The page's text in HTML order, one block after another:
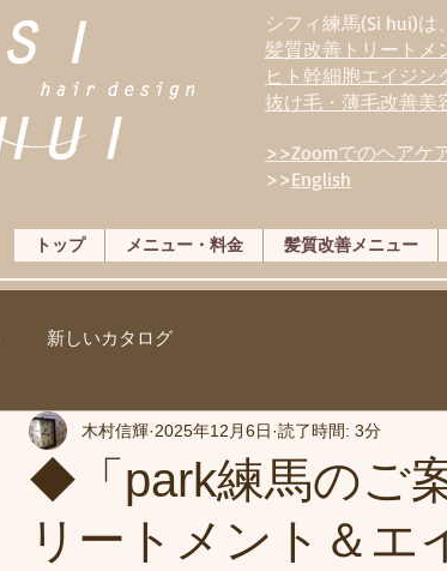
シフィ練馬(Si hui)は、
髪質改善トリートメ
ヒト幹細胞エイジ
抜け毛・薄毛改善美
>>Zoomでのヘアケ
>>English
トップ メニュー・料金 髪質改善メニュー
新しいカタログ
◆「park練馬のご
リートメント＆エ
木村信輝 2025年12月6日 読了時間: 3分